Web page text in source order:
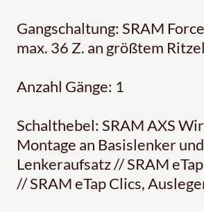
Gangschaltung: SRAM
max. 36 Z. an größtem Ritzel
Anzahl Gänge: 1
Schalthebel: SRAM AXS
Montage an Basislenker und
Lenkeraufsatz // SRAM
// SRAM eTap Clics,